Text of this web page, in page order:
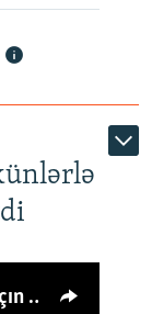
'Ya təklif olunan ev, ya status!' – Laçın köçkünü: 'Laçından başqa heç hara!'